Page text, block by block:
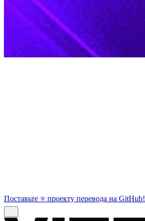
Поставьте ⭐ проекту перевода на GitHub!